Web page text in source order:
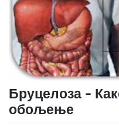
Бруцелоза –
обољење